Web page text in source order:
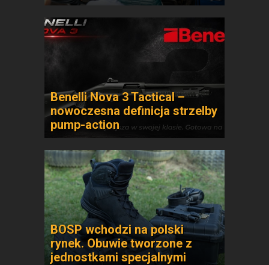
Benelli Nova 3 Tactical –
nowoczesna definicja strzelby
pump-action
BOSP wchodzi na polski
rynek. Obuwie tworzone z
jednostkami specjalnymi